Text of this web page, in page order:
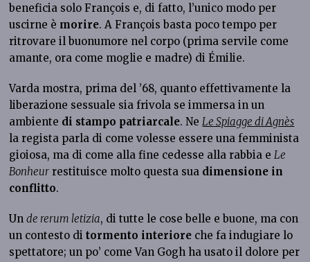
beneficia solo François e, di fatto, l’unico modo per
uscirne è morire. A François basta poco tempo per
ritrovare il buonumore nel corpo (prima servile come
amante, ora come moglie e madre) di Émilie.
Varda mostra, prima del ’68, quanto effettivamente la
liberazione sessuale sia frivola se immersa in un
ambiente di stampo patriarcale. Ne Le Spiagge di Agnès
la regista parla di come volesse essere una femminista
gioiosa, ma di come alla fine cedesse alla rabbia e Le
Bonheur restituisce molto questa sua dimensione in
conflitto.
Unde rerum letizia, di tutte le cose belle e buone, ma con
un contesto ditormento interiore che fa indugiare lo
spettatore; un po’ come Van Gogh ha usato il dolore per